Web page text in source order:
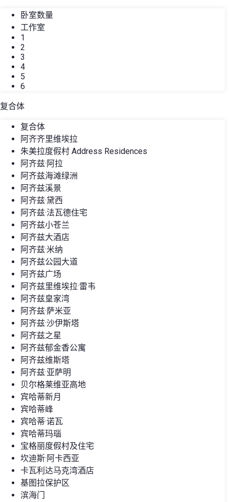
卧室数量
工作室
1
2
3
4
5
6
复合体
复合体
阿齐齐里维埃拉
朱美拉度假村 Address Residences
阿齐兹·阿拉
阿齐兹海滩绿洲
阿齐兹溪景
阿齐兹·黛西
阿齐兹·法瓦德住宅
阿齐兹小苍兰
阿齐兹大酒店
阿齐兹·米纳
阿齐兹公园大道
阿齐兹广场
阿齐兹里维埃拉·雷韦
阿齐兹皇家湾
阿齐兹·萨米亚
阿齐兹·沙伊斯塔
阿齐兹之星
阿齐兹郁金香公寓
阿齐兹维斯塔
阿齐兹·亚萨明
贝尔格莱维亚高地
宾哈蒂新月
宾哈蒂峰
宾哈蒂·诺瓦
宾哈蒂玛瑙
宝格丽度假村及住宅
坎迪斯·阿卡西亚
卡瓦利达马克湾酒店
基图拉保护区
滨海门